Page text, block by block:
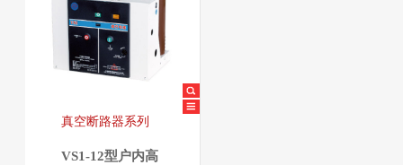
真空断路器系列
VS1-12型户内高